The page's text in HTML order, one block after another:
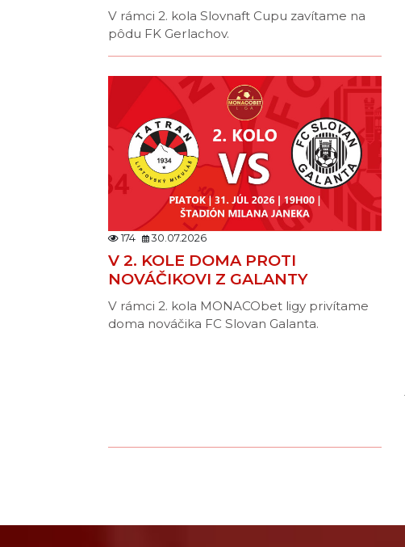
V rámci 2. kola Slovnaft Cupu zavítame na
pôdu FK Gerlachov.
174 30.07.2026
V 2. KOLE DOMA PROTI
NOVÁČIKOVI Z GALANTY
V rámci 2. kola MONACObet ligy privítame
doma nováčika FC Slovan Galanta.